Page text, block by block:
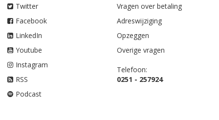
Twitter
Facebook
LinkedIn
Youtube
Instagram
RSS
Podcast
Vragen over betaling
Adreswijziging
Opzeggen
Overige vragen
Telefoon:
0251 - 257924